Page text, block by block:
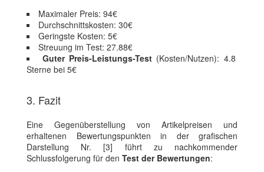
Maximaler Preis: 94€
Durchschnittskosten: 30€
Geringste Kosten: 5€
Streuung im Test: 27.88€
Guter Preis-Leistungs-Test (Kosten/Nutzen): 4.8
Sterne bei 5€
3. Fazit
Eine Gegenüberstellung von Artikelpreisen und
erhaltenen Bewertungspunkten in der grafischen
Darstellung Nr. [3] führt zu nachkommender
Schlussfolgerung für den Test der Bewertungen: